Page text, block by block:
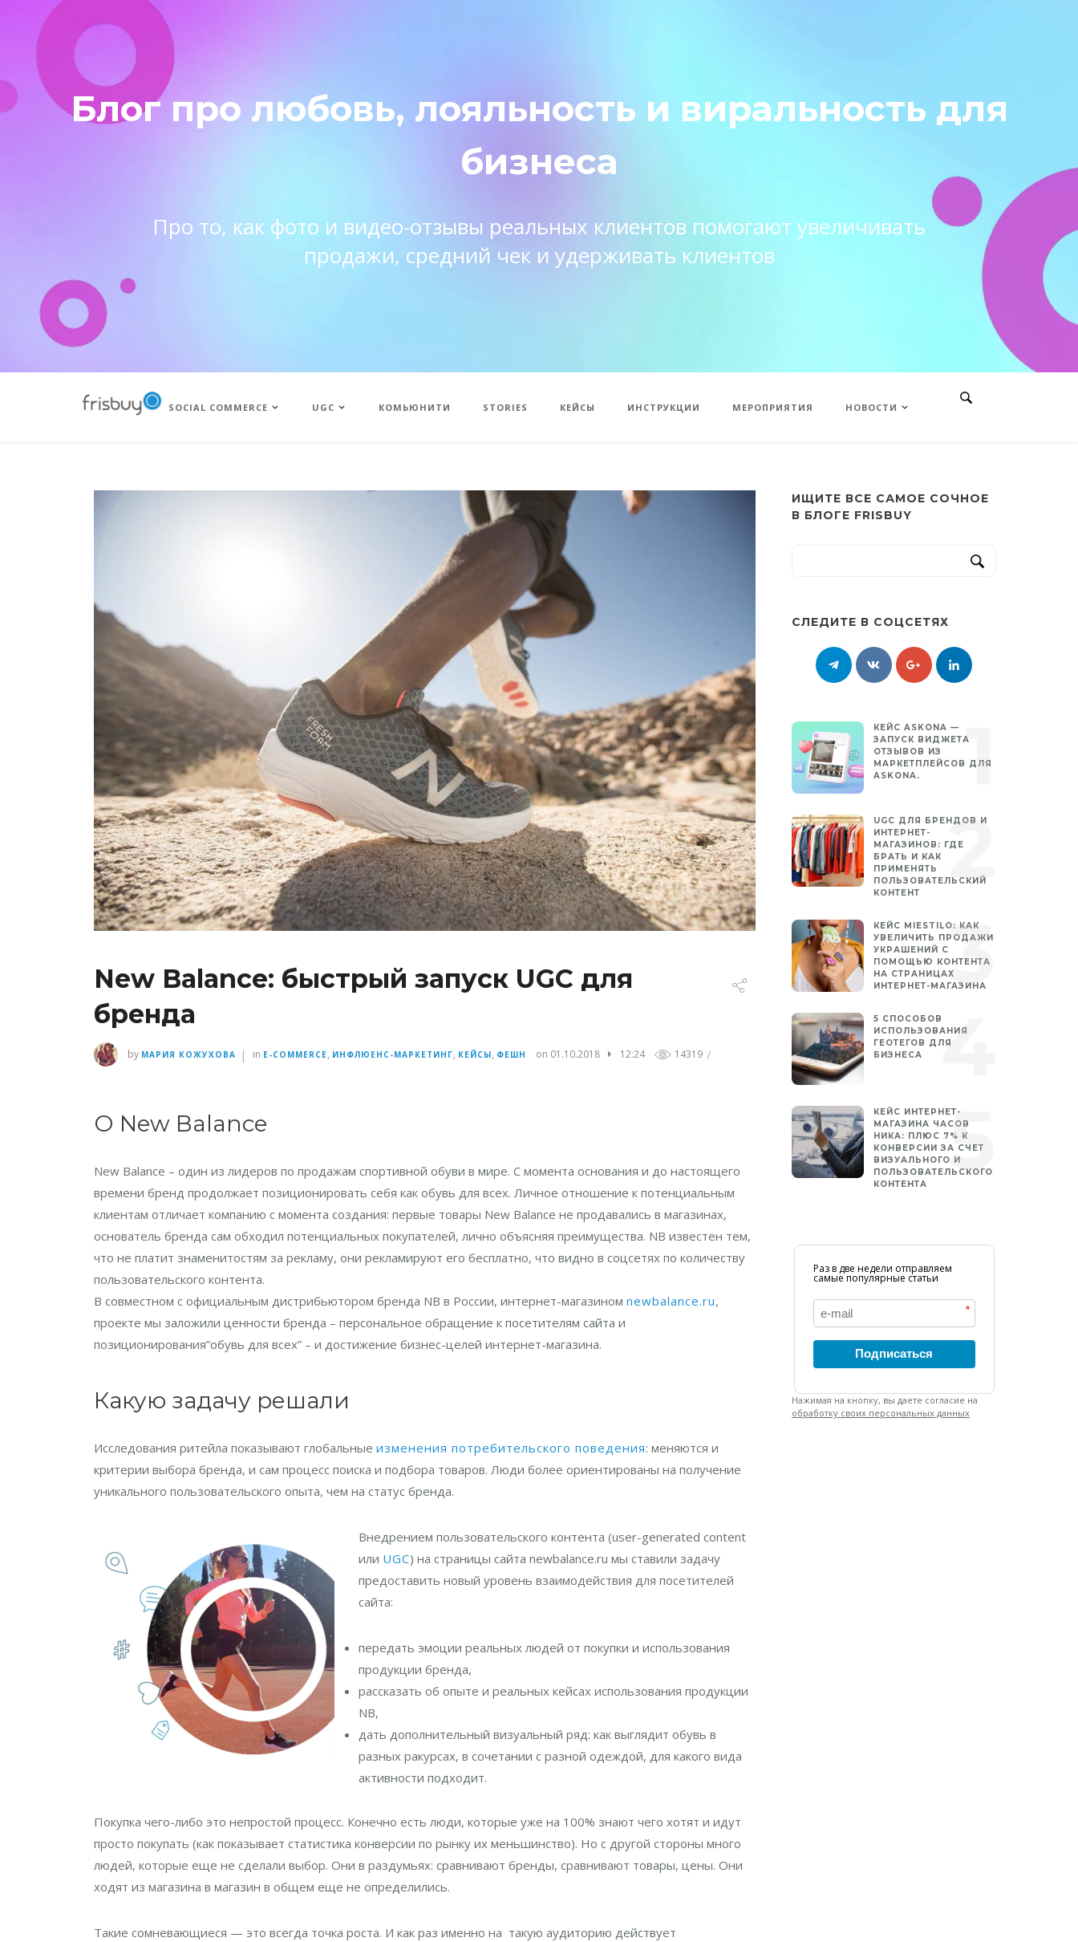
Блог про любовь, лояльность и виральность для
бизнеса
Про то, как фото и видео-отзывы реальных клиентов помогают увеличивать
продажи, средний чек и удерживать клиентов
SOCIAL COMMERCE UGC КОМЬЮНИТИ STORIES КЕЙСЫ ИНСТРУКЦИИ МЕРОПРИЯТИЯ НОВОСТИ
New Balance: быстрый запуск UGC для
бренда
by МАРИЯ КОЖУХОВА | in E-COMMERCE, ИНФЛЮЕНС-МАРКЕТИНГ, КЕЙСЫ, ФЕШН on 01.10.2018 12:24 14319 /
О New Balance
New Balance – один из лидеров по продажам спортивной обуви в мире. С момента основания и до настоящего
времени бренд продолжает позиционировать себя как обувь для всех. Личное отношение к потенциальным
клиентам отличает компанию с момента создания: первые товары New Balance не продавались в магазинах,
основатель бренда сам обходил потенциальных покупателей, лично объясняя преимущества. NB известен тем,
что не платит знаменитостям за рекламу, они рекламируют его бесплатно, что видно в соцсетях по количеству
пользовательского контента.
В совместном с официальным дистрибьютором бренда NB в России, интернет-магазином newbalance.ru,
проекте мы заложили ценности бренда – персональное обращение к посетителям сайта и
позиционирования”обувь для всех” – и достижение бизнес-целей интернет-магазина.
Какую задачу решали
Исследования ритейла показывают глобальные изменения потребительского поведения: меняются и
критерии выбора бренда, и сам процесс поиска и подбора товаров. Люди более ориентированы на получение
уникального пользовательского опыта, чем на статус бренда.
Внедрением пользовательского контента (user-generated content
или UGC) на страницы сайта newbalance.ru мы ставили задачу
предоставить новый уровень взаимодействия для посетителей
сайта:
передать эмоции реальных людей от покупки и использования
продукции бренда,
рассказать об опыте и реальных кейсах использования продукции
NB,
дать дополнительный визуальный ряд: как выглядит обувь в
разных ракурсах, в сочетании с разной одеждой, для какого вида
активности подходит.
Покупка чего-либо это непростой процесс. Конечно есть люди, которые уже на 100% знают чего хотят и идут
просто покупать (как показывает статистика конверсии по рынку их меньшинство). Но с другой стороны много
людей, которые еще не сделали выбор. Они в раздумьях: сравнивают бренды, сравнивают товары, цены. Они
ходят из магазина в магазин в общем еще не определились.
Такие сомневающиеся — это всегда точка роста. И как раз именно на такую аудиторию действует
ИЩИТЕ ВСЕ САМОЕ СОЧНОЕ
В БЛОГЕ FRISBUY
СЛЕДИТЕ В СОЦСЕТЯХ
КЕЙС ASKONA —
ЗАПУСК ВИДЖЕТА
ОТЗЫВОВ ИЗ
МАРКЕТПЛЕЙСОВ ДЛЯ
ASKONA.
UGC ДЛЯ БРЕНДОВ И
ИНТЕРНЕТ-
МАГАЗИНОВ: ГДЕ
БРАТЬ И КАК
ПРИМЕНЯТЬ
ПОЛЬЗОВАТЕЛЬСКИЙ
КОНТЕНТ
КЕЙС MIESTILO: КАК
УВЕЛИЧИТЬ ПРОДАЖИ
УКРАШЕНИЙ С
ПОМОЩЬЮ КОНТЕНТА
НА СТРАНИЦАХ
ИНТЕРНЕТ-МАГАЗИНА
5 СПОСОБОВ
ИСПОЛЬЗОВАНИЯ
ГЕОТЕГОВ ДЛЯ
БИЗНЕСА
КЕЙС ИНТЕРНЕТ-
МАГАЗИНА ЧАСОВ
НИКА: ПЛЮС 7% К
КОНВЕРСИИ ЗА СЧЕТ
ВИЗУАЛЬНОГО И
ПОЛЬЗОВАТЕЛЬСКОГО
КОНТЕНТА
Раз в две недели отправляем
самые популярные статьи
*
Подписаться
Нажимая на кнопку, вы даете согласие на
обработку своих персональных данных